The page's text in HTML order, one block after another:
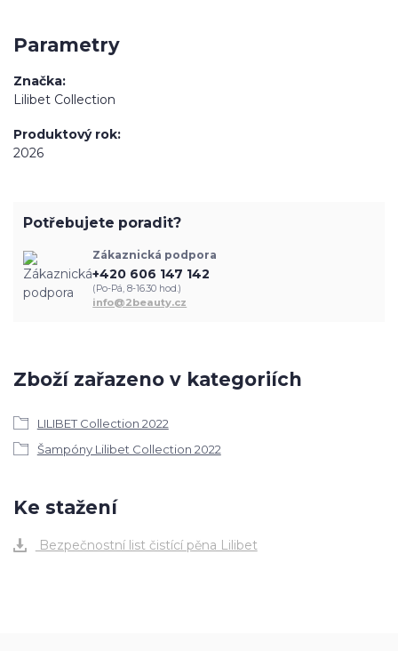
Parametry
Značka
Lilibet Collection
Produktový rok
2026
Zboží zařazeno v kategoriích
LILIBET Collection 2022
Šampóny Lilibet Collection 2022
Potřebujete poradit?
Zákaznická podpora
+420 606 147 142
(Po-Pá, 8-16.30 hod.)
info@2beauty.cz
Ke stažení
Bezpečnostní list čistící pěna Lilibet